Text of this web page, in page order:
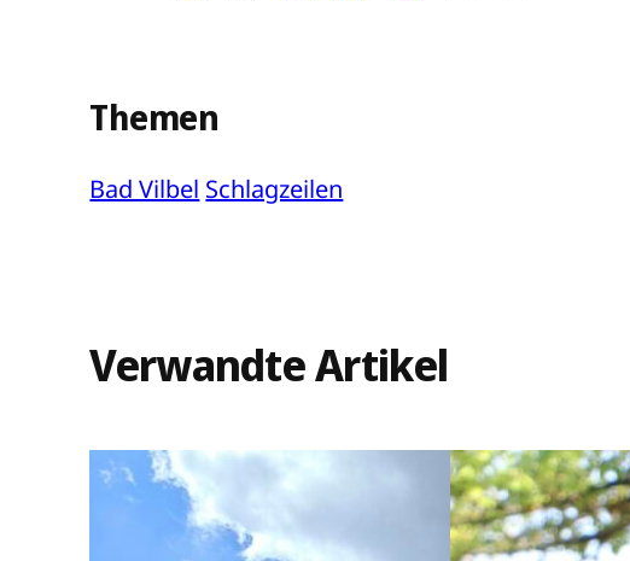
Themen
Bad Vilbel Schlagzeilen
Verwandte Artikel